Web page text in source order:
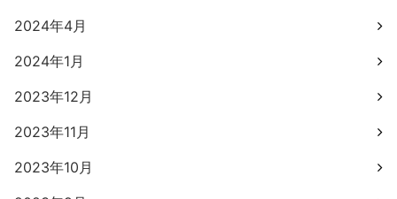
2024年4月
2024年1月
2023年12月
2023年11月
2023年10月